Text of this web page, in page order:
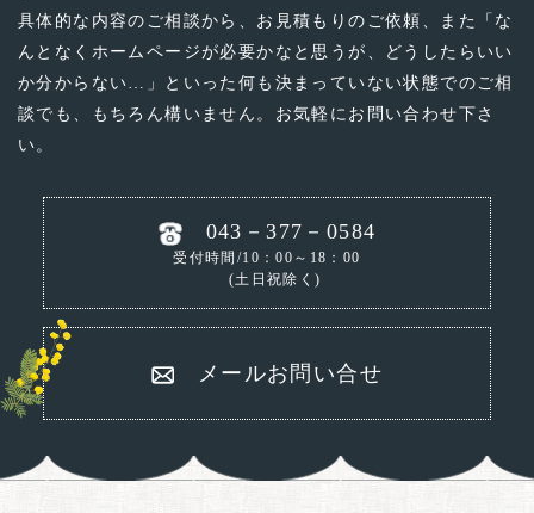
具体的な内容のご相談から、お見積もりのご依頼、
また「な
んとなくホームページが必要かなと思うが、どうしたらいい
か分からない…」といった 何も決まっていない状態でのご相
談でも、もちろん構いません。お気軽にお問い合わせ下さ
い。
043－377－0584
受付時間/10：00～18：00
(土日祝除く)
メールお問い合せ